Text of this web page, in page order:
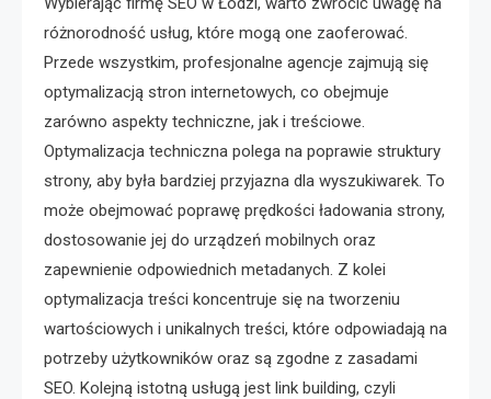
różnorodność usług, które mogą one zaoferować.
Przede wszystkim, profesjonalne agencje zajmują się
optymalizacją stron internetowych, co obejmuje
zarówno aspekty techniczne, jak i treściowe.
Optymalizacja techniczna polega na poprawie struktury
strony, aby była bardziej przyjazna dla wyszukiwarek. To
może obejmować poprawę prędkości ładowania strony,
dostosowanie jej do urządzeń mobilnych oraz
zapewnienie odpowiednich metadanych. Z kolei
optymalizacja treści koncentruje się na tworzeniu
wartościowych i unikalnych treści, które odpowiadają na
potrzeby użytkowników oraz są zgodne z zasadami
SEO. Kolejną istotną usługą jest link building, czyli